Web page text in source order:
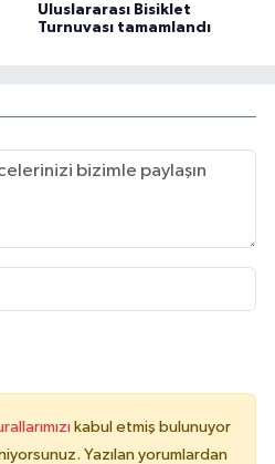
Uluslararası Bisiklet
Turnuvası tamamlandı
kabul etmiş bulunuyor
Yazılan yorumlardan